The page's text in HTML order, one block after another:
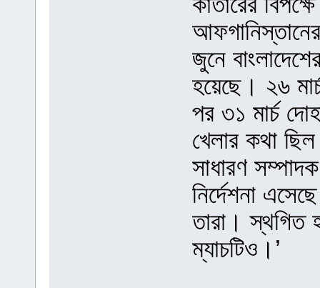
জুনে
হয়েছে। ২৬
পর ৩১ মার্চ
খেলার কথা
সাধারণ
নির্দেশনা
তারা। স্থগিত
ম্যাচটিও।’